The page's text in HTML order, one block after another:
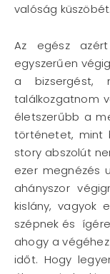
valóság
Az egész
egyszerűen
a bizsergést,
találkozgatnom
életszerűbb a
történetet, mint
story abszolút
ezer megnézés
ahányszor
kislány, vagyok
szépnek és
ahogy a
időt. Hogy